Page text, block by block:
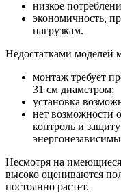
низкое
экономичность,
нагрузкам.
Недостатками моделей
монтаж требует
31 см диаметром;
установка
нет возможности
контроль и
Несмотря на
высоко оцениваются
постоянно растет.